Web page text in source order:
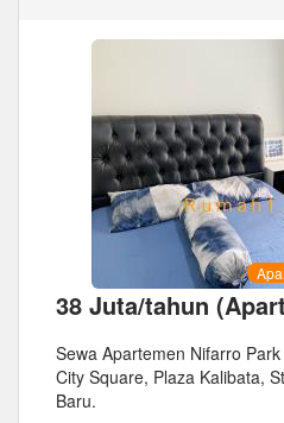
38 Juta/tahun
Sewa Apartemen Nifarro
City Square, Plaza Kalibata,
Baru.